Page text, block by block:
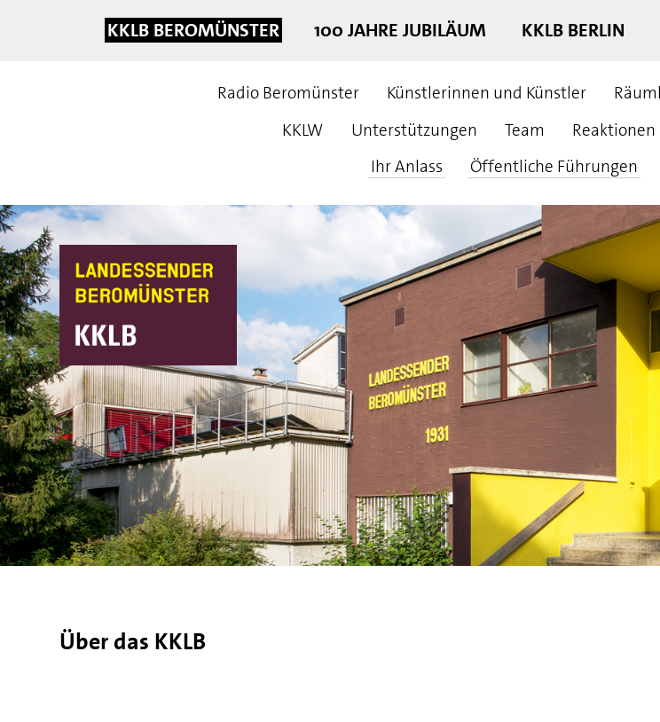
KKLB BEROMÜNSTER 100 JAHRE JUBILÄUM KKLB BERLIN
Radio Beromünster Künstlerinnen und Künstler
KKLW
Unterstützungen Team Reaktionen
Ihr Anlass
Öffentliche Führungen
Über das KKLB